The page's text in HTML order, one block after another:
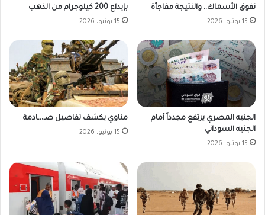
نفوق الأسماك.. والنتيجة مفاجأة
15 يونيو، 2026
بإيداع 200 كيلوجرام من الذهب
15 يونيو، 2026
الجنيه المصري يرتفع مجدداً أمام
الجنيه السوداني
15 يونيو، 2026
مناوي يكشف تفاصيل صـ،،ـادمة
15 يونيو، 2026